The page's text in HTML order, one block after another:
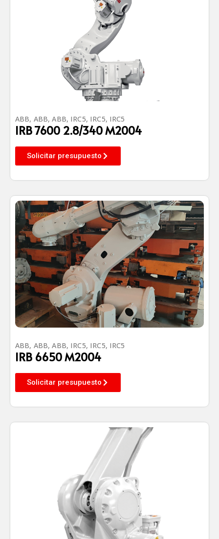
ABB, ABB,ABB, IRC5, IRC5, IRC5
IRB 7600 2.8/340 M2004
Solicitar presupuesto
ABB, ABB,ABB, IRC5, IRC5, IRC5
IRB 6650 M2004
Solicitar presupuesto